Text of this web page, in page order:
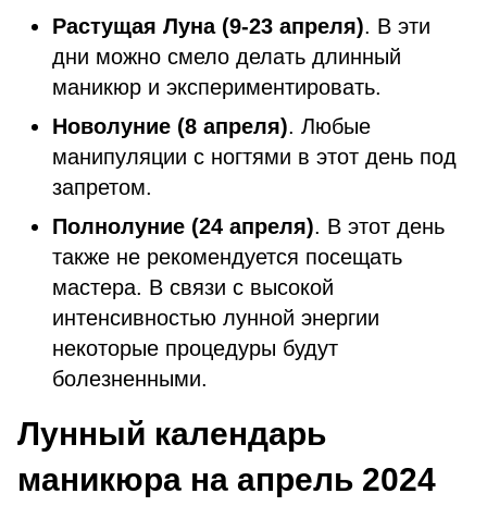
Растущая Луна (9-23 апреля). В эти
дни можно смело делать длинный
маникюр и экспериментировать.
Новолуние (8 апреля). Любые
манипуляции с ногтями в этот день под
запретом.
Полнолуние (24 апреля). В этот день
также не рекомендуется посещать
мастера. В связи с высокой
интенсивностью лунной энергии
некоторые процедуры будут
болезненными.
Лунный календарь
маникюра на апрель 2024